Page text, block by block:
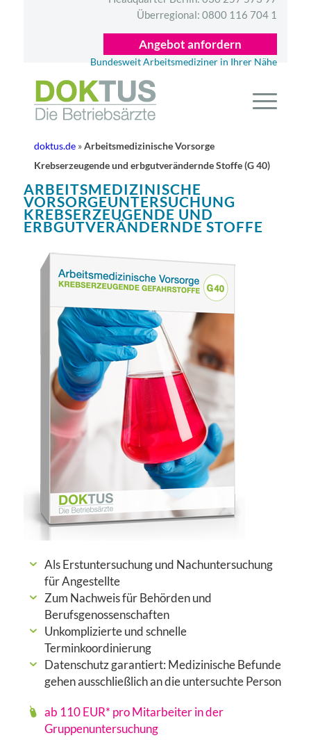
Überregional: 0800 116 704 1
Angebot anfordern
Bundesweit Arbeitsmediziner in Ihrer Nähe
doktus.de»Arbeitsmedizinische Vorsorge
Krebserzeugende und erbgutverändernde Stoffe (G 40)
ARBEITSMEDIZINISCHE
VORSORGEUNTERSUCHUNG
KREBSERZEUGENDE UND
ERBGUTVERÄNDERNDE STOFFE
Als Erstuntersuchung und Nachuntersuchung
für Angestellte
Zum Nachweis für Behörden und
Berufsgenossenschaften
Unkomplizierte und schnelle
Terminkoordinierung
Datenschutz garantiert: Medizinische Befunde
gehen ausschließlich an die untersuchte Person
ab 110 EUR* pro Mitarbeiter in der
Gruppenuntersuchung